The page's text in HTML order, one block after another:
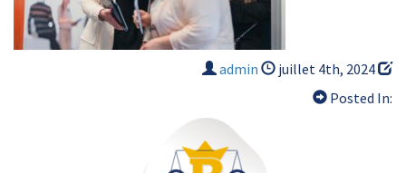
admin
juillet 4th, 2024
Posted In: